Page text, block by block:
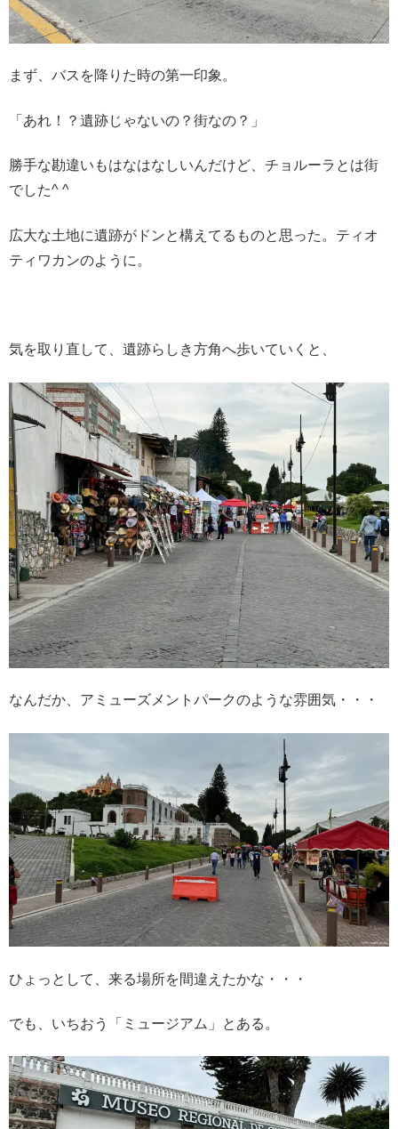
まず、バスを降りた時の第一印象。
「あれ！？遺跡じゃないの？街なの？」
勝手な勘違いもはなはなしいんだけど、チョルーラとは街
でした^ ^
広大な土地に遺跡がドンと構えてるものと思った。ティオ
ティワカンのように。
気を取り直して、遺跡らしき方角へ歩いていくと、
なんだか、アミューズメントパークのような雰囲気・・・
ひょっとして、来る場所を間違えたかな・・・
でも、いちおう「ミュージアム」とある。